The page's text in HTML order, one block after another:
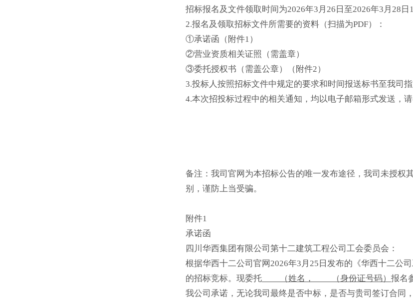
招标报名及文件领取时间为2026年3月26日至2026年3月28
2.报名及领取招标文件所需要的资料（扫描为PDF）：
①承诺函（附件1）
②营业资质相关证照（需盖章）
③委托授权书（需盖公章）（附件2）
3.投标人按照招标文件中规定的要求和时间报送标书至我司指
4.本次招投标过程中的相关通知，均以电子邮箱形式发送，
备注：我司官网为本招标公告的唯一发布途径，我司未授权
别，谨防上当受骗。
附件1
承诺函
四川华西集团有限公司第十二建筑工程公司工会委员会：
根据华西十二公司官网2026年3月25日发布的《华西十二公
的招标竞标。现委托 （姓名， （身份证号码） 报名
我公司承诺，无论我司最终是否中标，是否与贵司签订合同